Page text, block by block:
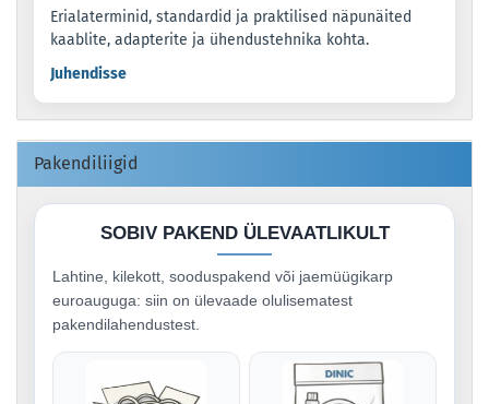
Erialaterminid, standardid ja praktilised näpunäited
kaablite, adapterite ja ühendustehnika kohta.
Juhendisse
Pakendiliigid
SOBIV PAKEND ÜLEVAATLIKULT
Lahtine, kilekott, sooduspakend või jaemüügikarp
euroauguga: siin on ülevaade olulisematest
pakendilahendustest.